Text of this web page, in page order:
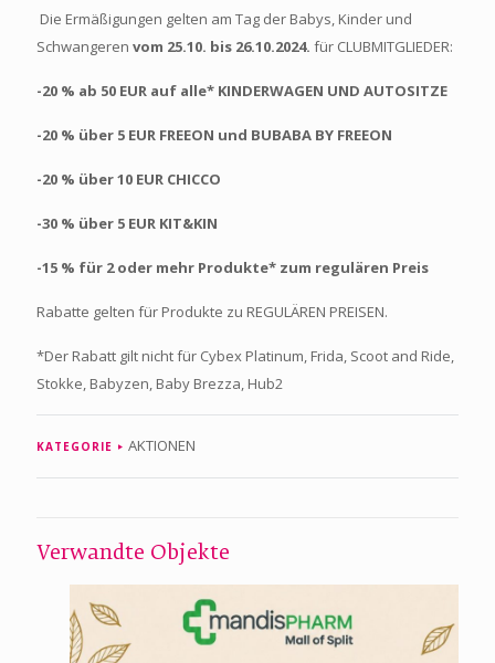
Die Ermäßigungen gelten am Tag der Babys, Kinder und
Schwangeren vom 25.10. bis 26.10.2024. für CLUBMITGLIEDER:
-20 % ab 50 EUR auf alle* KINDERWAGEN UND AUTOSITZE
-20 % über 5 EUR FREEON und BUBABA BY FREEON
-20 % über 10 EUR CHICCO
-30 % über 5 EUR KIT&KIN
-15 % für 2 oder mehr Produkte* zum regulären Preis
Rabatte gelten für Produkte zu REGULÄREN PREISEN.
*Der Rabatt gilt nicht für Cybex Platinum, Frida, Scoot and Ride,
Stokke, Babyzen, Baby Brezza, Hub2
KATEGORIE AKTIONEN
Verwandte Objekte